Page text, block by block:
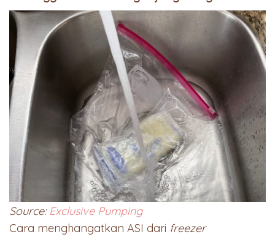
Source: Exclusive Pumping
Cara menghangatkan ASI dari freezer